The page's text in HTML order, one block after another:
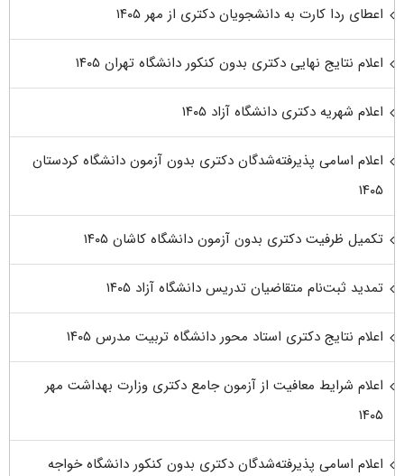
اعطای ردا کارت به دانشجویان دکتری از مهر ۱۴۰۵
اعلام نتایج نهایی دکتری بدون کنکور دانشگاه تهران ۱۴۰۵
اعلام شهریه دکتری دانشگاه آزاد ۱۴۰۵
اعلام اسامی پذیرفته‌شدگان دکتری بدون آزمون دانشگاه کردستان
۱۴۰۵
تکمیل ظرفیت دکتری بدون آزمون دانشگاه کاشان ۱۴۰۵
تمدید ثبت‌نام متقاضیان تدریس دانشگاه آزاد ۱۴۰۵
اعلام نتایج دکتری استاد محور دانشگاه تربیت مدرس ۱۴۰۵
اعلام شرایط معافیت از آزمون جامع دکتری وزارت بهداشت مهر
۱۴۰۵
اعلام اسامی پذیرفته‌شدگان دکتری بدون کنکور دانشگاه خواجه